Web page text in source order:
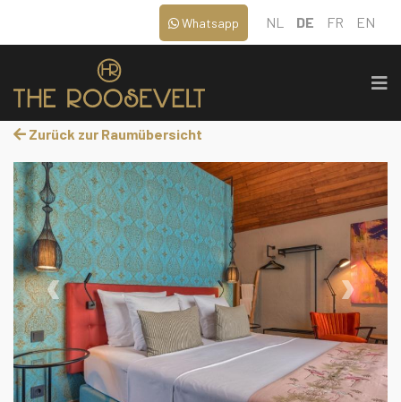
NL DE FR EN
Whatsapp
Zurück zur Raumübersicht
‹ ›